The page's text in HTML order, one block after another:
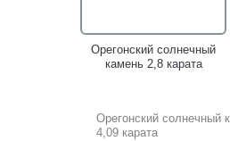
Орегонский солнечный
камень 2,8 карата
Орегонский солнечный
4,09 карата